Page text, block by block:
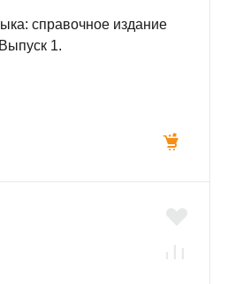
справочное издание
1.